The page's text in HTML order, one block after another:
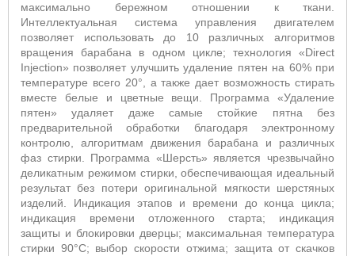
максимально бережном отношении к ткани.
Интеллектуальная система управления двигателем
позволяет использовать до 10 различных алгоритмов
вращения барабана в одном цикле; технология «Direct
Injection» позволяет улучшить удаление пятен на 60% при
температуре всего 20°, а также дает возможность стирать
вместе белые и цветные вещи. Программа «Удаление
пятен» удаляет даже самые стойкие пятна без
предварительной обработки благодаря электронному
контролю, алгоритмам движения барабана и различных
фаз стирки. Программа «Шерсть» является чрезвычайно
деликатным режимом стирки, обеспечивающая идеальный
результат без потери оригинальной мягкости шерстяных
изделий. Индикация этапов и времени до конца цикла;
индикация времени отложенного старта; индикация
защиты и блокировки дверцы; максимальная температура
стирки 90°С; выбор скорости отжима; защита от скачков